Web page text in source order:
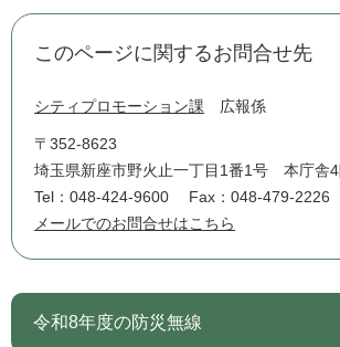
このページに関するお問合せ先
シティプロモーション課 広報係
〒352-8623
埼玉県新座市野火止一丁目1番1号 本庁舎
Tel：048-424-9600
Fax：048-479-2226
メールでのお問合せはこちら
令和8年度の防災無線